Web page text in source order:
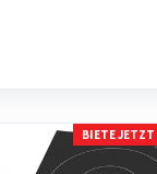
BIETE JETZT